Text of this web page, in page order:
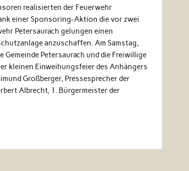
realisierten der Feuerwehr
einer Sponsoring-Aktion die vor zwei
Petersaurach gelungen einen
anzuschaffen. Am Samstag,
Gemeinde Petersaurach und die Freiwillige
kleinen Einweihungsfeier des Anhängers
Großberger, Pressesprecher der
Albrecht, 1. Bürgermeister der